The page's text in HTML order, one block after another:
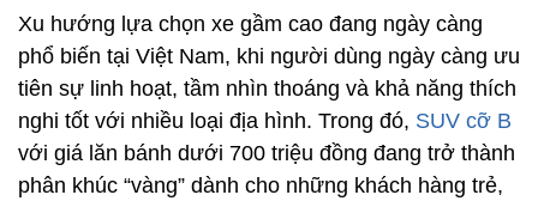
Xu hướng lựa chọn xe gầm cao đang ngày càng
phổ biến tại Việt Nam, khi người dùng ngày càng ưu
tiên sự linh hoạt, tầm nhìn thoáng và khả năng thích
nghi tốt với nhiều loại địa hình. Trong đó, SUV cỡ B
với giá lăn bánh dưới 700 triệu đồng đang trở thành
phân khúc “vàng” dành cho những khách hàng trẻ,